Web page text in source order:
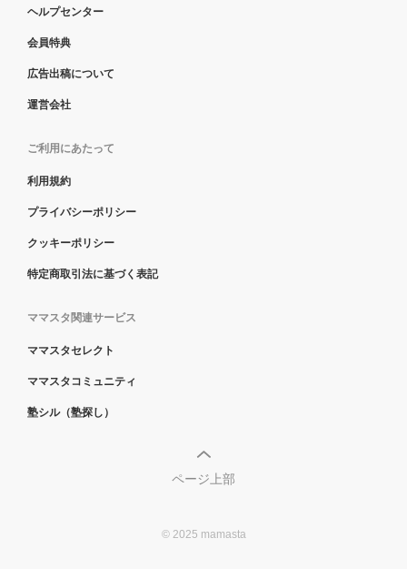
ヘルプセンター
会員特典
広告出稿について
運営会社
ご利用にあたって
利用規約
プライバシーポリシー
クッキーポリシー
特定商取引法に基づく表記
ママスタ関連サービス
ママスタセレクト
ママスタコミュニティ
塾シル（塾探し）
ページ上部
© 2025 mamasta